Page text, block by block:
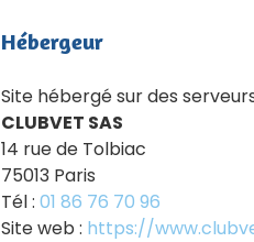
Hébergeur
Site hébergé sur des
CLUBVET SAS
14 rue de Tolbiac
75013 Paris
Tél : 01 86 76 70 96
Site web : https://